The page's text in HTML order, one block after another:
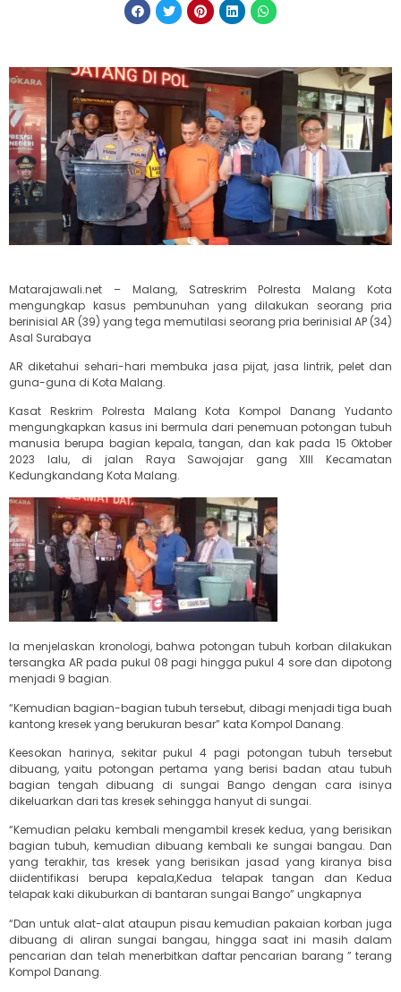
Matarajawali.net – Malang, Satreskrim Polresta Malang Kota
mengungkap kasus pembunuhan yang dilakukan seorang pria
berinisial AR (39) yang tega memutilasi seorang pria berinisial AP (34)
Asal Surabaya
AR diketahui sehari-hari membuka jasa pijat, jasa lintrik, pelet dan
guna-guna di Kota Malang.
Kasat Reskrim Polresta Malang Kota Kompol Danang Yudanto
mengungkapkan kasus ini bermula dari penemuan potongan tubuh
manusia berupa bagian kepala, tangan, dan kak pada 15 Oktober
2023 lalu, di jalan Raya Sawojajar gang XIII Kecamatan
Kedungkandang Kota Malang.
Ia menjelaskan kronologi, bahwa potongan tubuh korban dilakukan
tersangka AR pada pukul 08 pagi hingga pukul 4 sore dan dipotong
menjadi 9 bagian.
“Kemudian bagian-bagian tubuh tersebut, dibagi menjadi tiga buah
kantong kresek yang berukuran besar” kata Kompol Danang.
Keesokan harinya, sekitar pukul 4 pagi potongan tubuh tersebut
dibuang, yaitu potongan pertama yang berisi badan atau tubuh
bagian tengah dibuang di sungai Bango dengan cara isinya
dikeluarkan dari tas kresek sehingga hanyut di sungai.
“Kemudian pelaku kembali mengambil kresek kedua, yang berisikan
bagian tubuh, kemudian dibuang kembali ke sungai bangau. Dan
yang terakhir, tas kresek yang berisikan jasad yang kiranya bisa
diidentifikasi berupa kepala,Kedua telapak tangan dan Kedua
telapak kaki dikuburkan di bantaran sungai Bango” ungkapnya
“Dan untuk alat-alat ataupun pisau kemudian pakaian korban juga
dibuang di aliran sungai bangau, hingga saat ini masih dalam
pencarian dan telah menerbitkan daftar pencarian barang ” terang
Kompol Danang.